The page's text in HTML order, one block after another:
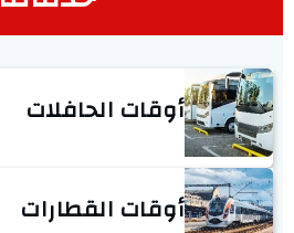
أوقات الحافلات
أوقات القطارات